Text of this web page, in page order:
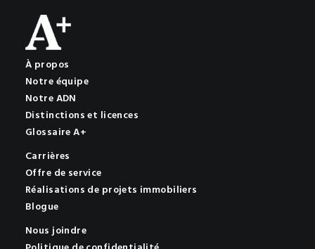
À propos
Notre équipe
Notre ADN
Distinctions et licences
Glossaire A+
Carrières
Offre de service
Réalisations de projets immobiliers
Blogue
Nous joindre